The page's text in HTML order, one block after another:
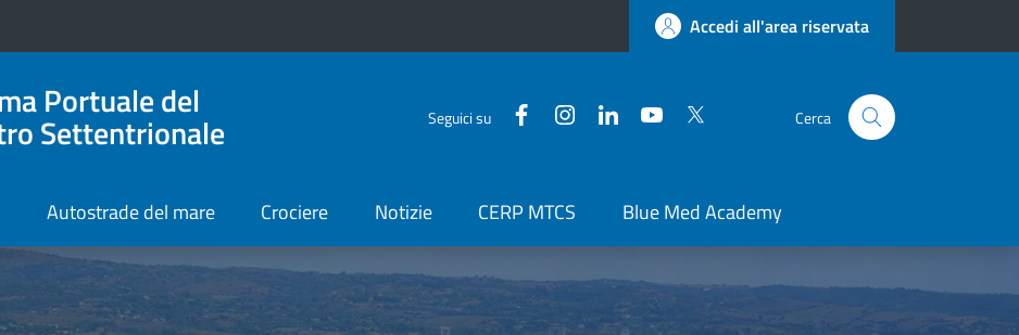
Accedi all'area riservata
Portuale del
Settentrionale Seguici su FacebookInstagramLinkedInYouTube Cerca
Autostrade del mare Crociere Notizie CERP MTCS Blue Med Academy